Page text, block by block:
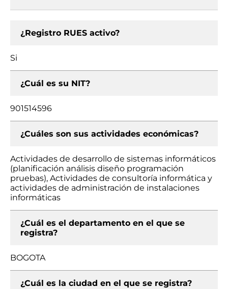
¿Registro RUES activo?
Si
¿Cuál es su NIT?
901514596
¿Cuáles son sus actividades económicas?
Actividades de desarrollo de sistemas informáticos
(planificación análisis diseño programación
pruebas), Actividades de consultoría informática y
actividades de administración de instalaciones
informáticas
¿Cuál es el departamento en el que se
registra?
BOGOTA
¿Cuál es la ciudad en el que se registra?